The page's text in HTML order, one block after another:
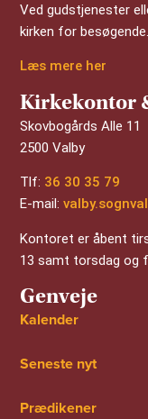
Ved gudstjenester
kirken for besøgende.
Læs mere her
Kirkekontor
Skovbogårds Alle 11
2500 Valby
Tlf: 36 30 35 79
E-mail:
Kontoret er åbent
13 samt torsdag og
Genveje
Kalender
Seneste nyt
Prædikener